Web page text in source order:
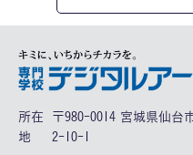
所在
地
〒980-0014 宮城県仙台
2-10-1